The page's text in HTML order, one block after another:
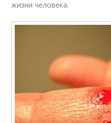
жизни человека.